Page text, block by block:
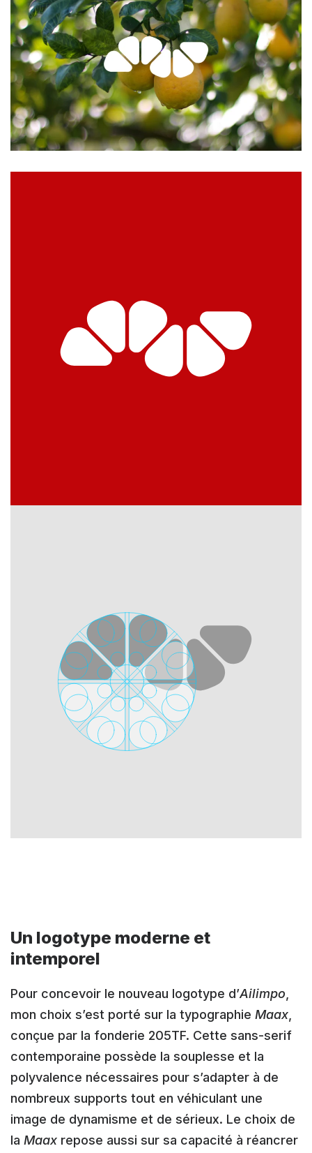
Un logotype moderne et
intemporel
Pour concevoir le nouveau logotype d’Ailimpo,
mon choix s’est porté sur la typographie Maax,
conçue par la fonderie 205TF. Cette sans-serif
contemporaine possède la souplesse et la
polyvalence nécessaires pour s’adapter à de
nombreux supports tout en véhiculant une
image de dynamisme et de sérieux. Le choix de
la Maax repose aussi sur sa capacité à réancrer